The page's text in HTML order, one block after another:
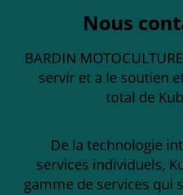
Nous
BARDIN
servir et a le soutien
total de
De la technologie
services individuels,
gamme de services qui